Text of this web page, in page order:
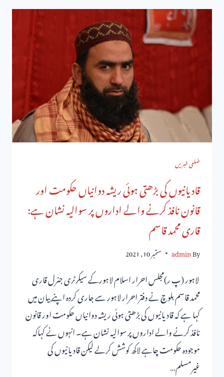
ضلعی خبریں
قادیانیوں کی بڑھتی ہوئی ریشہ دوانیاں حکومت اور
قانون نافذ کرنے والے اداروں پر سوالیہ نشان ہے:
قاری محمد قاسم
By
admin ستمبر 10, 2021
لاہور (پ ر)مجلس احرار اسلام لاہورکے سیکرٹری جنرل قاری
محمد قاسم بلوچ نے دفتر احرار لاہور سے جاری کردہ اپنے بیان میں
کہا ہے کہ قادیانیوں کی بڑھتی ہوئی ریشہ دوانیاں حکومت اور قانون
نافذ کرنے والے اداروں پر سوالیہ نشان ہے۔ انہوں نے کہاکہ
موجودہ حکومت چاہے لاکھ کوشش کرلے لیکن قادیانیوں کی
غیرمسلم…